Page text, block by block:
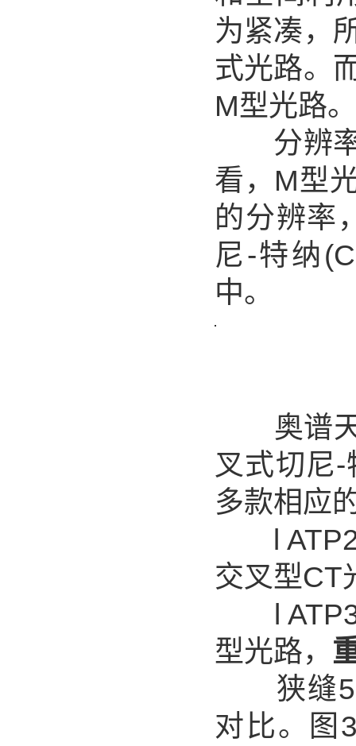
为紧凑，
式光路。
M型光路。
分辨率
看，M型
的分辨率
尼-特纳
中。
奥谱天
叉式切尼
多款相应
l
交叉型CT
l
型光路，
狭缝
对比。图